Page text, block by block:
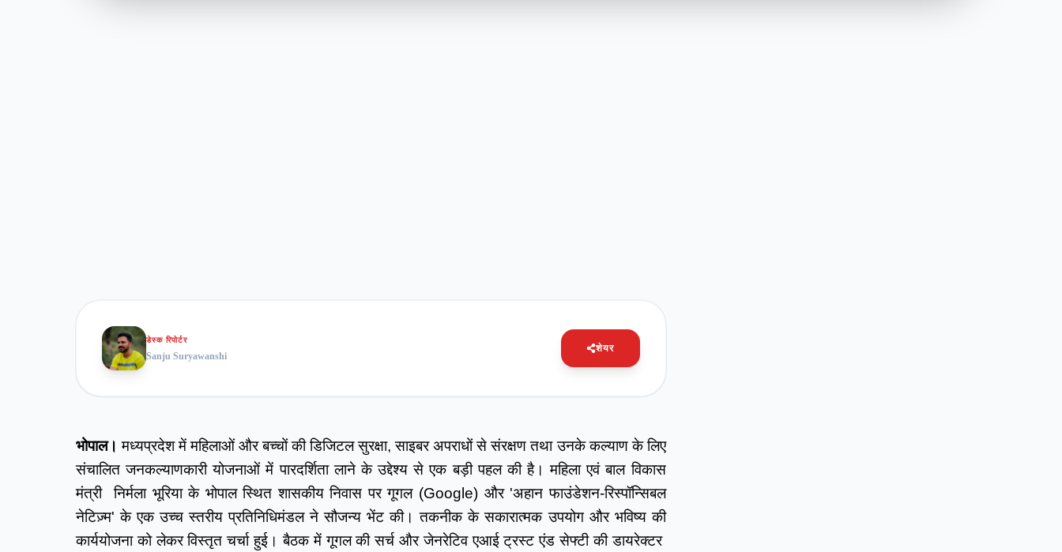
डेस्क रिपोर्टर
Sanju Suryawanshi
शेयर
भोपाल। मध्यप्रदेश में महिलाओं और बच्चों की डिजिटल सुरक्षा, साइबर अपराधों से संरक्षण तथा उनके कल्याण के लिए
संचालित जनकल्याणकारी योजनाओं में पारदर्शिता लाने के उद्देश्य से एक बड़ी पहल की है। महिला एवं बाल विकास
मंत्री  निर्मला भूरिया के भोपाल स्थित शासकीय निवास पर गूगल (Google) और 'अहान फाउंडेशन-रिस्पॉन्सिबल
नेटिज़्म' के एक उच्च स्तरीय प्रतिनिधिमंडल ने सौजन्य भेंट की। तकनीक के सकारात्मक उपयोग और भविष्य की
कार्ययोजना को लेकर विस्तृत चर्चा हुई। बैठक में गूगल की सर्च और जेनरेटिव एआई ट्रस्ट एंड सेफ्टी की डायरेक्टर